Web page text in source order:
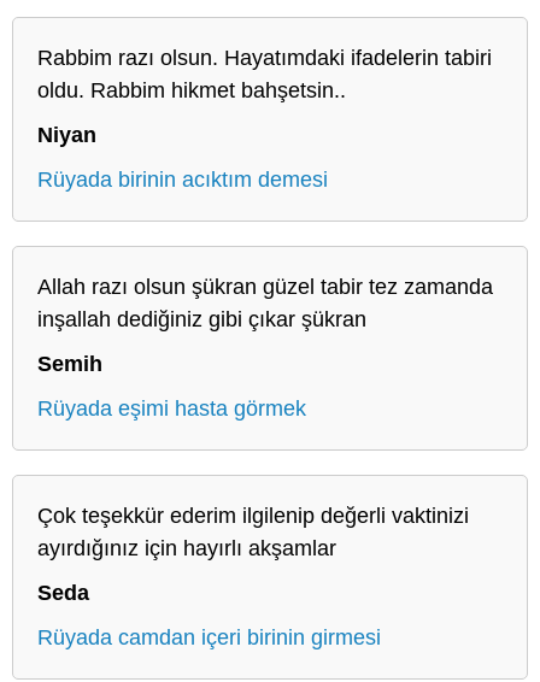
Rabbim razı olsun. Hayatımdaki ifadelerin tabiri
oldu. Rabbim hikmet bahşetsin..
Niyan
Rüyada birinin acıktım demesi
Allah razı olsun şükran güzel tabir tez zamanda
inşallah dediğiniz gibi çıkar şükran
Semih
Rüyada eşimi hasta görmek
Çok teşekkür ederim ilgilenip değerli vaktinizi
ayırdığınız için hayırlı akşamlar
Seda
Rüyada camdan içeri birinin girmesi